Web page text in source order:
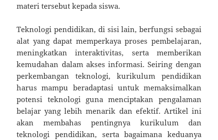
materi tersebut kepada siswa.
Teknologi pendidikan, di sisi lain, berfungsi sebagai
alat yang dapat memperkaya proses pembelajaran,
meningkatkan interaktivitas, serta memberikan
kemudahan dalam akses informasi. Seiring dengan
perkembangan teknologi, kurikulum pendidikan
harus mampu beradaptasi untuk memaksimalkan
potensi teknologi guna menciptakan pengalaman
belajar yang lebih menarik dan efektif. Artikel ini
akan membahas pentingnya kurikulum dan
teknologi pendidikan, serta bagaimana keduanya